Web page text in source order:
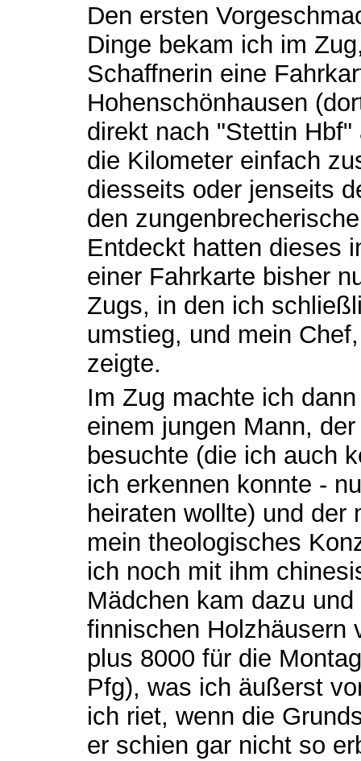
Den ersten
Dinge bekam ich im
Schaffnerin eine
Hohenschönhausen
direkt nach "Stettin
die Kilometer einfach
diesseits oder jenseits
den
Entdeckt hatten dieses
einer Fahrkarte bisher
Zugs, in den ich
umstieg, und mein
zeigte.
Im Zug machte ich
einem jungen Mann,
besuchte (die ich auch
ich erkennen konnte -
heiraten wollte) und der
mein theologisches
ich noch mit ihm
Mädchen kam dazu
finnischen Holzhäusern
plus 8000 für die
Pfg), was ich äußerst
ich riet, wenn die
er schien gar nicht so